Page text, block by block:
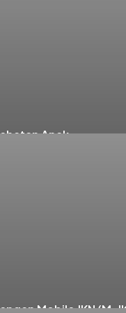
Anak
Mobile JKN (M-